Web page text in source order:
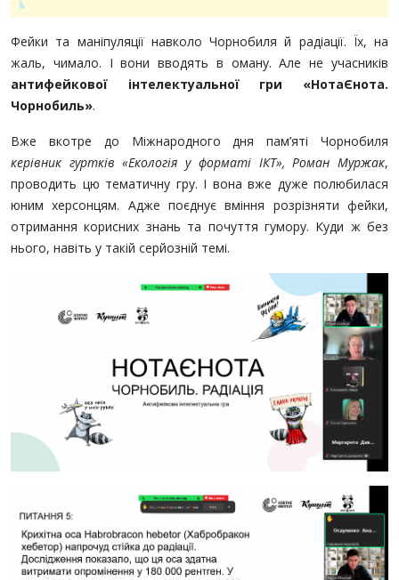
Фейки та маніпуляції навколо Чорнобиля й радіації. Їх, на
жаль, чимало. І вони вводять в оману. Але не учасників
антифейкової інтелектуальної гри «НотаЄнота.
Чорнобиль».
Вже вкотре до Міжнародного дня пам’яті Чорнобиля
керівник гуртків «Екологія у форматі ІКТ», Роман Муржак,
проводить цю тематичну гру. І вона вже дуже полюбилася
юним херсонцям. Адже поєднує вміння розрізняти фейки,
отримання корисних знань та почуття гумору. Куди ж без
нього, навіть у такій серйозній темі.